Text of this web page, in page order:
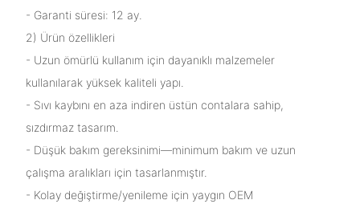
- Garanti süresi: 12 ay.
2) Ürün özellikleri
- Uzun ömürlü kullanım için dayanıklı malzemeler
kullanılarak yüksek kaliteli yapı.
- Sıvı kaybını en aza indiren üstün contalara sahip,
sızdırmaz tasarım.
- Düşük bakım gereksinimi—minimum bakım ve uzun
çalışma aralıkları için tasarlanmıştır.
- Kolay değiştirme/yenileme için yaygın OEM